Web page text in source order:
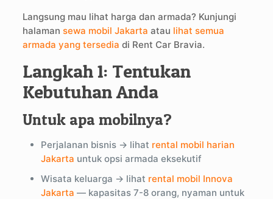
Langsung mau lihat harga dan armada? Kunjungi
halaman sewa mobil Jakarta atau lihat semua
armada yang tersedia di Rent Car Bravia.
Langkah 1: Tentukan
Kebutuhan Anda
Untuk apa mobilnya?
Perjalanan bisnis → lihat rental mobil harian
Jakarta untuk opsi armada eksekutif
Wisata keluarga → lihat rental mobil Innova
Jakarta — kapasitas 7-8 orang, nyaman untuk